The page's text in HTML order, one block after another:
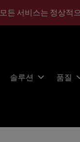
든 서비스는 정상적
솔루션 품질